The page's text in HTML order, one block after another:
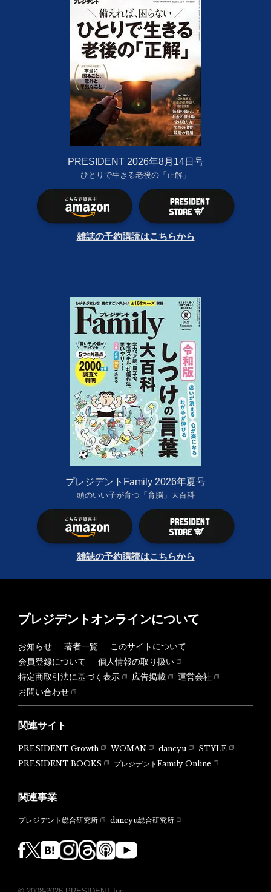
PRESIDENT 2026年8月14日号
ひとりで生きる老後の「正解」
雑誌の予約購読はこちらから
プレジデントFamily 2026年夏号
頭のいい子が育つ「育脳」大百科
雑誌の予約購読はこちらから
プレジデントオンラインについて
お知らせ 著者一覧
このサイトについて
会員登録について
個人情報の取り扱い
特定商取引法に基づく表示
広告掲載
運営会社
お問い合わせ
関連サイト
PRESIDENT Growth WOMAN dancyu
STYLE
PRESIDENT BOOKS
プレジデントFamily Online
関連事業
プレジデント総合研究所 dancyu総合研究所